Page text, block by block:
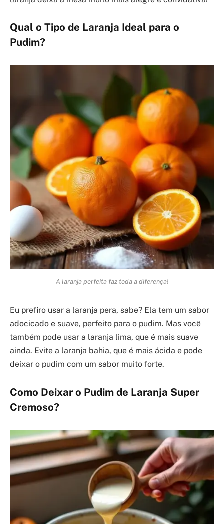
Qual o Tipo de Laranja Ideal para o
Pudim?
A laranja perfeita faz toda a diferença!
Eu prefiro usar a laranja pera, sabe? Ela tem um sabor
adocicado e suave, perfeito para o pudim. Mas você
também pode usar a laranja lima, que é mais suave
ainda. Evite a laranja bahia, que é mais ácida e pode
deixar o pudim com um sabor muito forte.
Como Deixar o Pudim de Laranja Super
Cremoso?